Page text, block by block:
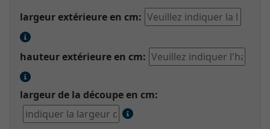
largeur extérieure en cm:
hauteur extérieure en cm:
largeur de la découpe en cm: